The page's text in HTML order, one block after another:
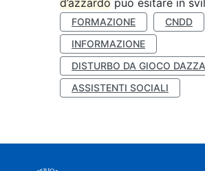
d’azzardo può esitare in
FORMAZIONE CNDD
INFORMAZIONE
DISTURBO DA GIOCO
ASSISTENTI SOCIALI